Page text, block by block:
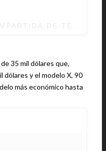
35 mil dólares que,
dólares y el modelo X, 90
más económico hasta